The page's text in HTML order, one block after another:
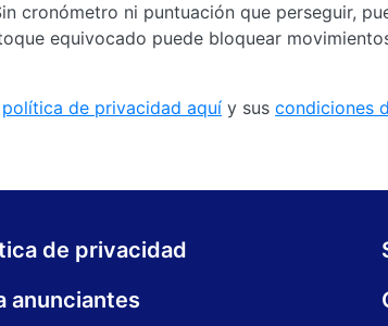
cronómetro ni puntuación que perseguir,
equivocado puede bloquear
política de privacidad aquí y sus condiciones
de privacidad
anunciantes